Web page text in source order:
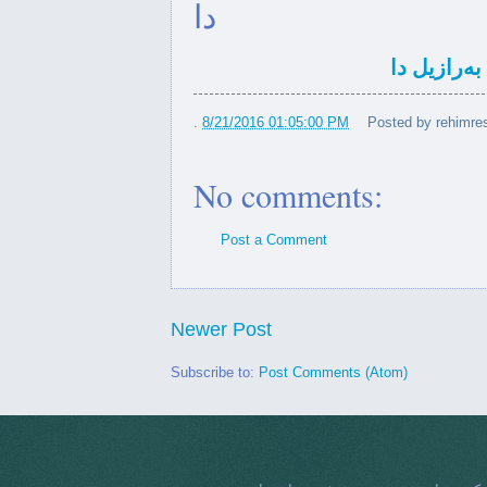
کۆمارییەکان لە ئێستادا،
ساڵیادی دامەزرادنی پارتی پیرۆز
کرا
خ...
لە کۆبوونەوەی جیهانی
پێگەی مێژوویی ٢٥ی گەلاوێژو بایەخی راسانی
یادی ٢٥ی گەلاوێژ لە واشنگتۆن بەرز
دا
8/21/2016 01:05:00 PM Posted by
No comments:
Post a Comment
Newer Post
Subscribe to: Post Comments (Atom)